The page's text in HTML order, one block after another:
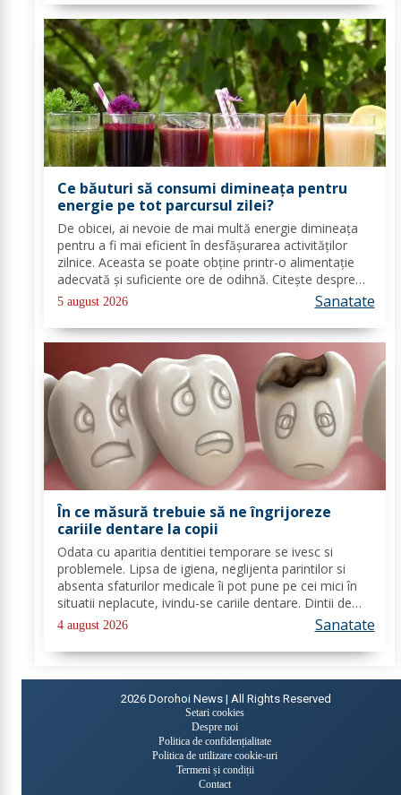
Ce băuturi să consumi dimineața pentru
energie pe tot parcursul zilei?
De obicei, ai nevoie de mai multă energie dimineața
pentru a fi mai eficient în desfășurarea activităților
zilnice. Aceasta se poate obține printr-o alimentație
adecvată și suficiente ore de odihnă. Citește despre
băuturile care pot oferi energie dimineața. În general,
oamenii aleg să bea cafea...
5 august 2026 Sanatate
În ce măsură trebuie să ne îngrijoreze
cariile dentare la copii
Odata cu aparitia dentitiei temporare se ivesc si
problemele. Lipsa de igiena, neglijenta parintilor si
absenta sfaturilor medicale îi pot pune pe cei mici în
situatii neplacute, ivindu-se cariile dentare. Dintii de
lapte se pot caria asemenea celor permanenti,
diferenta mare este ca structura...
4 august 2026 Sanatate
2026 Dorohoi News | All Rights Reserved
Setari cookies
Despre noi
Politica de confidențialitate
Politica de utilizare cookie-uri
Termeni și condiții
Contact